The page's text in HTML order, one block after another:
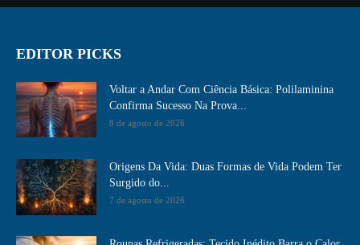
EDITOR PICKS
Voltar a Andar Com Ciência Básica: Polilaminina
Confirma Sucesso Na Prova...
8 de agosto de 2026
Origens Da Vida: Duas Formas de Vida Podem Ter
Surgido do...
7 de agosto de 2026